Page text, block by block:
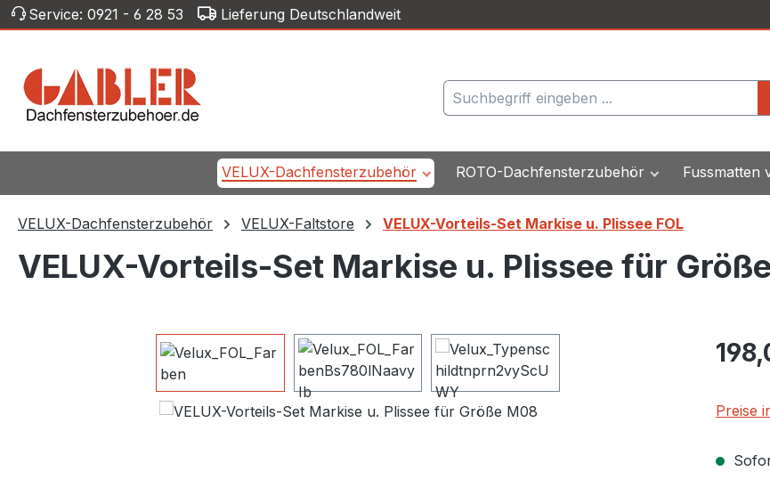
Hauptinhalt springen
Zur Suche springen
Zur Hauptnavigation springen
Service: 0921 - 6 28 53 Lieferung Deutschlandweit
VELUX-Dachfensterzubehör ROTO-Dachfensterzubehör Fussmatten
VELUX-Dachfensterzubehör VELUX-Faltstore VELUX-Vorteils-Set Markise u. Plissee FOL
VELUX-Vorteils-Set Markise u. Plissee für
Bildergalerie überspringen
Preise